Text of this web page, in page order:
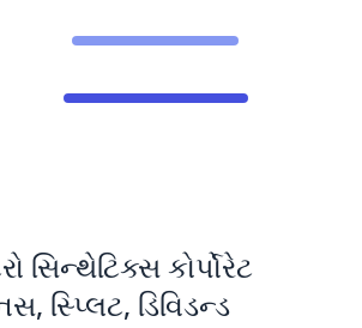
સિન્થેટિક્સ કોર્પોરેટ
સ્પ્લિટ, ડિવિડન્ડ